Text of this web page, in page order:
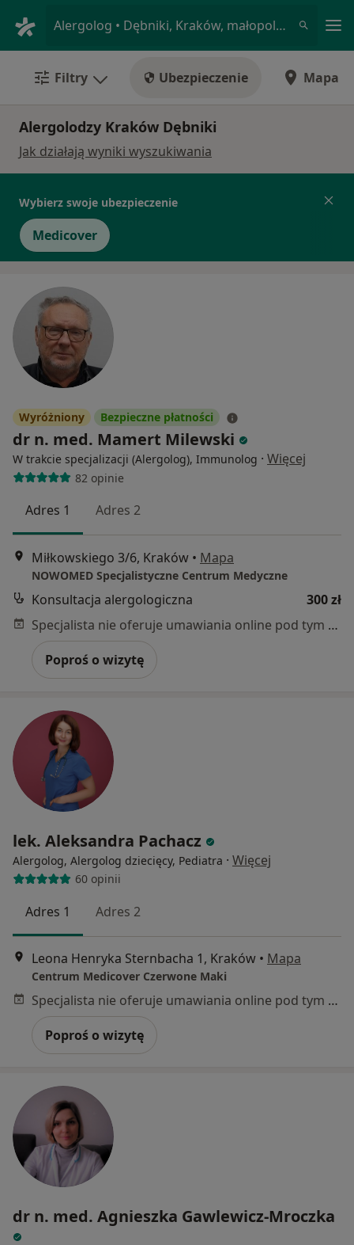
Alergolog • Dębniki, Kraków, małopolskie
Filtry Ubezpieczenie Mapa
Alergolodzy Kraków Dębniki
Jak działają wyniki wyszukiwania
Wybierz swoje ubezpieczenie
Medicover
Wyróżniony Bezpieczne płatności
dr n. med. Mamert Milewski
W trakcie specjalizacji (Alergolog), Immunolog · Więcej
82 opinie
Adres 1 Adres 2
Miłkowskiego 3/6, Kraków • Mapa
NOWOMED Specjalistyczne Centrum Medyczne
Konsultacja alergologiczna
300 zł
Specjalista nie oferuje umawiania online pod tym adresem.
Poproś o wizytę
lek. Aleksandra Pachacz
Alergolog, Alergolog dziecięcy, Pediatra · Więcej
60 opinii
Adres 1 Adres 2
Leona Henryka Sternbacha 1, Kraków • Mapa
Centrum Medicover Czerwone Maki
Specjalista nie oferuje umawiania online pod tym adresem.
Poproś o wizytę
dr n. med. Agnieszka Gawlewicz-Mroczka